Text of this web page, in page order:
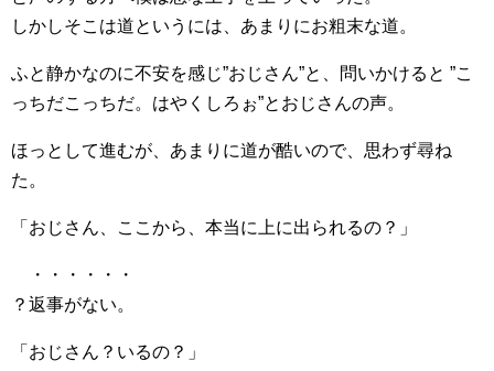
しかしそこは道というには、あまりにお粗末な道。
ふと静かなのに不安を感じ”おじさん”と、問いかけると ”こ
っちだこっちだ。はやくしろぉ”とおじさんの声。
ほっとして進むが、あまりに道が酷いので、思わず尋ね
た。
「おじさん、ここから、本当に上に出られるの？」
・・・・・・
？返事がない。
「おじさん？いるの？」